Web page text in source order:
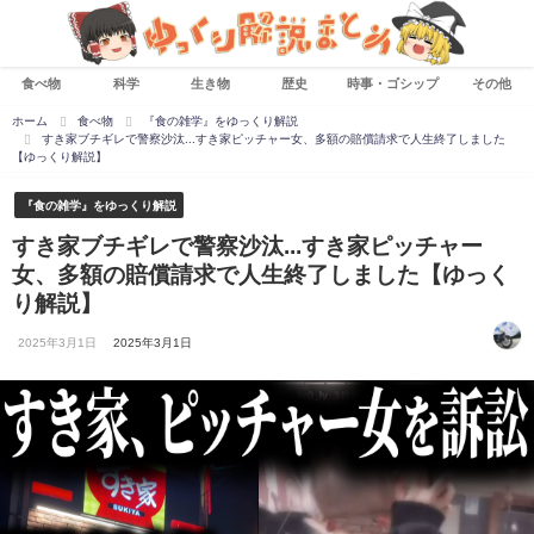
食べ物 科学 生き物 歴史 時事・ゴシップ その他
ホーム 食べ物
『食の雑学』をゆっくり解説
すき家ブチギレで警察沙汰...すき家ピッチャー女、多額の賠償請求で人生終了しました
【ゆっくり解説】
『食の雑学』をゆっくり解説
すき家ブチギレで警察沙汰...すき家ピッチャー
女、多額の賠償請求で人生終了しました【ゆっく
り解説】
2025年3月1日 2025年3月1日